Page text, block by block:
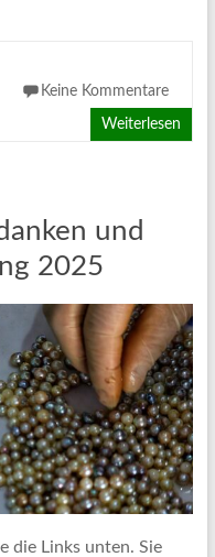
Keine Kommentare
Weiterlesen
und
2025
die Links unten. Sie